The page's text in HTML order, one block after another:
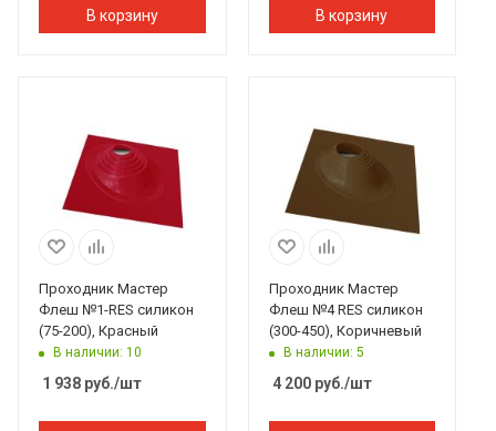
В корзину В корзину
Проходник Мастер
Флеш №1-RES силикон
(75-200), Красный
В наличии: 10
1 938 руб./шт
Проходник Мастер
Флеш №4 RES силикон
(300-450), Коричневый
В наличии: 5
4 200руб./шт